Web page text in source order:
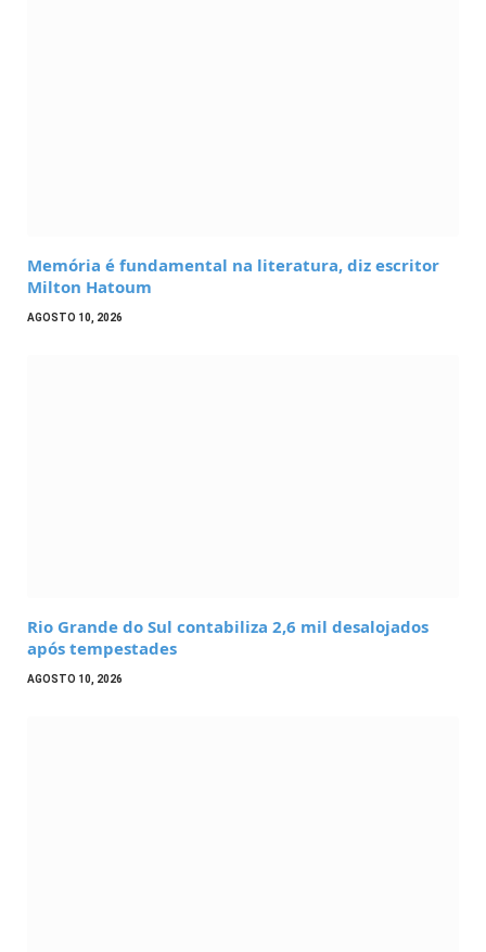
Memória é fundamental na literatura, diz escritor
Milton Hatoum
AGOSTO 10, 2026
Rio Grande do Sul contabiliza 2,6 mil desalojados
após tempestades
AGOSTO 10, 2026